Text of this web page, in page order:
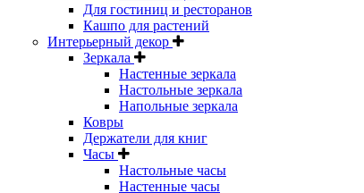
Для гостиниц и ресторанов
Кашпо для растений
Интерьерный декор
Зеркала
Настенные зеркала
Настольные зеркала
Напольные зеркала
Ковры
Держатели для книг
Часы
Настольные часы
Настенные часы